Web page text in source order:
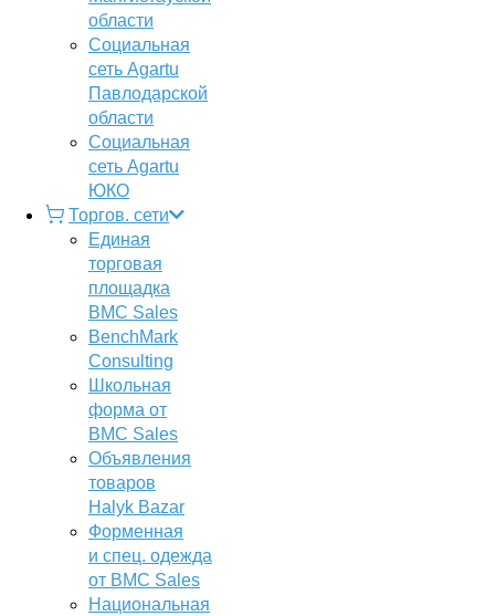
области
Социальная
сеть Agartu
Павлодарской
области
Социальная
сеть Agartu
ЮКО
Торгов. сети
Единая
торговая
площадка
BMC Sales
BenchMark
Consulting
Школьная
форма от
BMC Sales
Объявления
товаров
Halyk Bazar
Форменная
и спец. одежда
от BMC Sales
Национальная